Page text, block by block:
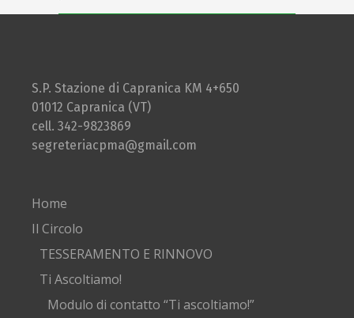
S.P. Stazione di Capranica KM 4+650
01012 Capranica (VT)
cell. 342-9823869
segreteriacpma@gmail.com
Home
Il Circolo
TESSERAMENTO E RINNOVO
Ti Ascoltiamo!
Modulo di contatto “Ti ascoltiamo!”